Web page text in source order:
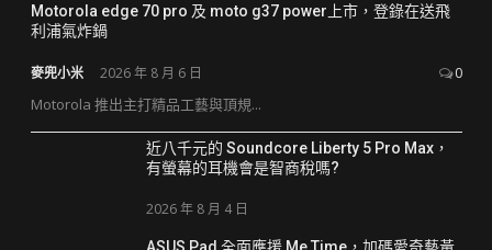
Motorola edge 70 pro 及 moto g37 power上市，登錄在送飛
利浦氣炸鍋
麥兜小米 2026 年 8 月 6 日 0
Motorola 推出主打精品工藝與頂規...
近八千元的 Soundcore Liberty 5 Pro Max，
有螢幕的耳機會是智商稅嗎?
2026 年 8 月 4 日